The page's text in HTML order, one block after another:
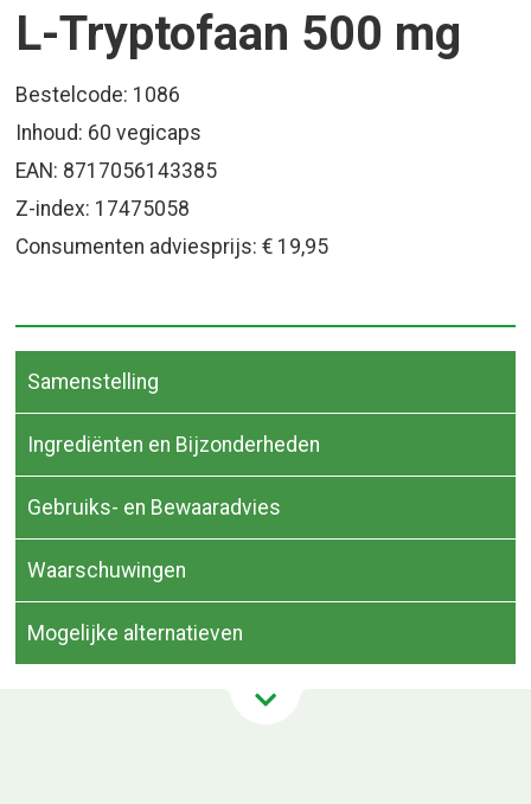
L-Tryptofaan 500 mg
Bestelcode: 1086
Inhoud: 60 vegicaps
EAN: 8717056143385
Z-index: 17475058
Consumenten adviesprijs: € 19,95
Samenstelling
Ingrediënten en Bijzonderheden
Gebruiks- en Bewaaradvies
Waarschuwingen
Mogelijke alternatieven